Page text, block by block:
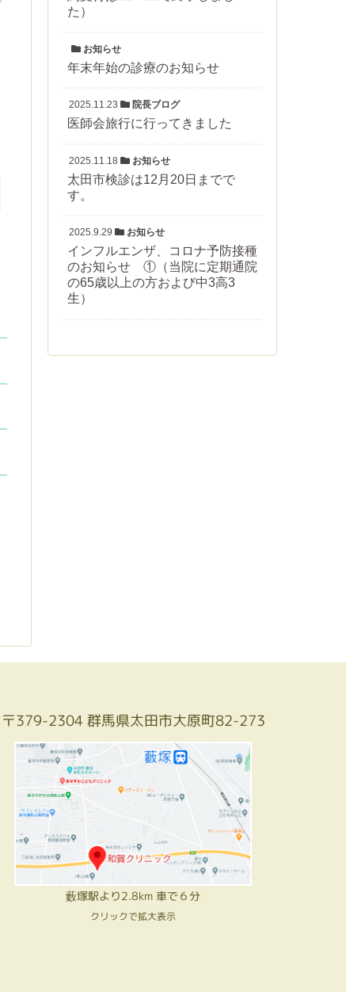
た）
お知らせ
年末年始の診療のお知らせ
2025.11.23 院長ブログ
医師会旅行に行ってきました
2025.11.18 お知らせ
太田市検診は12月20日までで
す。
2025.9.29 お知らせ
インフルエンザ、コロナ予防接種
のお知らせ ①（当院に定期通院
の65歳以上の方および中3高3
生）
〒379-2304 群馬県太田市大原町82-273
藪塚駅より2.8km 車で６分
クリックで拡大表示